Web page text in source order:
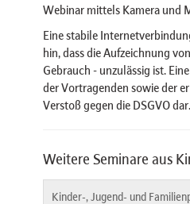
Webinar mittels Kamera und
Eine stabile
hin, dass die Aufzeichnung
Gebrauch - unzulässig ist.
der Vortragenden sowie der
Verstoß gegen die DSGVO dar.
Weitere Seminare aus
Kinder-, Jugend- und